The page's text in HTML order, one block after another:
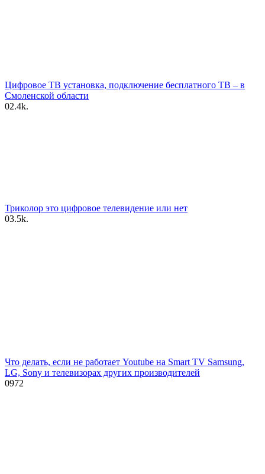
Цифровое ТВ установка, подключение бесплатного ТВ – в
Смоленской области
02.4k.
Триколор это цифровое телевидение или нет
03.5k.
Что делать, если не работает Youtube на Smart TV Samsung,
LG, Sony и телевизорах других производителей
0972